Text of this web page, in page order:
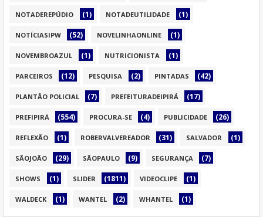
NOTADEREPÚDIO (1) NOTADEUTILIDADE (1)
NOTÍCIASIPW (52) NOVELINHAONLINE (1)
NOVEMBROAZUL (1) NUTRICIONISTA (1)
PARCEIROS (12) PESQUISA (2) PINTADAS (42)
PLANTÃO POLICIAL (7) PREFEITURADEIPIRÁ (17)
PREFIPIRÁ (554) PROCURA-SE (4) PUBLICIDADE (26)
REFLEXÃO (1) ROBERVALVEREADOR (31) SALVADOR (1)
SÃOJOÃO (29) SÃOPAULO (9) SEGURANÇA (7)
SHOWS (1) SLIDER (1811) VIDEOCLIPE (1)
WALDECK (1) WANTEL (2) WHANTEL (1)